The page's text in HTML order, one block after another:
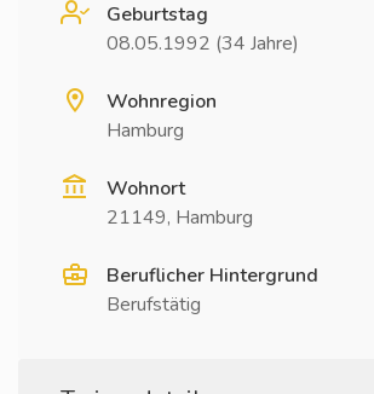
Geburtstag
08.05.1992 (34 Jahre)
Wohnregion
Hamburg
Wohnort
21149, Hamburg
Beruflicher Hintergrund
Berufstätig